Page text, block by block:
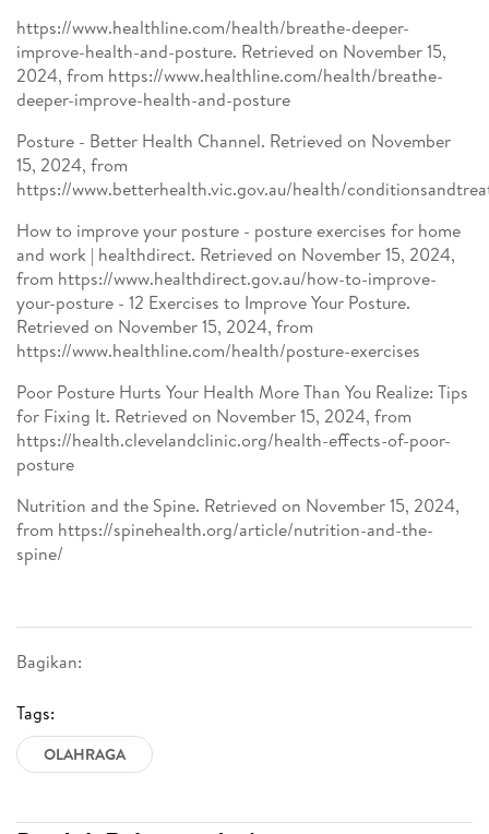
Bagikan:
Tags:
OLAHRAGA
https://www.healthline.com/health/breathe-deeper-
improve-health-and-posture. Retrieved on November 15,
2024, from https://www.healthline.com/health/breathe-
deeper-improve-health-and-posture
Posture - Better Health Channel. Retrieved on November
15, 2024, from
https://www.betterhealth.vic.gov.au/health/
How to improve your posture - posture exercises for home
and work | healthdirect. Retrieved on November 15, 2024,
from https://www.healthdirect.gov.au/how-to-improve-
your-posture - 12 Exercises to Improve Your Posture.
Retrieved on November 15, 2024, from
https://www.healthline.com/health/posture-exercises
Poor Posture Hurts Your Health More Than You Realize: Tips
for Fixing It. Retrieved on November 15, 2024, from
https://health.clevelandclinic.org/health-effects-of-poor-
posture
Nutrition and the Spine. Retrieved on November 15, 2024,
from https://spinehealth.org/article/nutrition-and-the-
spine/